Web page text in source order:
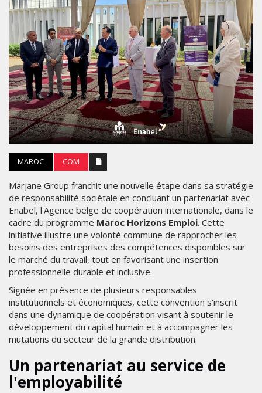
MAROC COM
Marjane Group franchit une nouvelle étape dans sa stratégie
de responsabilité sociétale en concluant un partenariat avec
Enabel, l'Agence belge de coopération internationale, dans le
cadre du programme Maroc Horizons Emploi. Cette
initiative illustre une volonté commune de rapprocher les
besoins des entreprises des compétences disponibles sur
le marché du travail, tout en favorisant une insertion
professionnelle durable et inclusive.
Signée en présence de plusieurs responsables
institutionnels et économiques, cette convention s'inscrit
dans une dynamique de coopération visant à soutenir le
développement du capital humain et à accompagner les
mutations du secteur de la grande distribution.
Un partenariat au service de
l'employabilité